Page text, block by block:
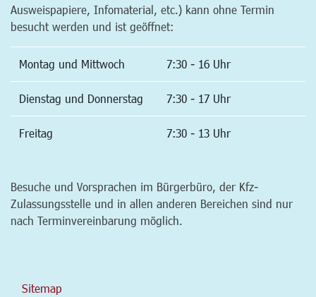
Ausweispapiere, Infomaterial, etc.) kann ohne Termin
besucht werden und ist geöffnet:
Montag und Mittwoch 7:30 - 16 Uhr
Dienstag und Donnerstag 7:30 - 17 Uhr
Freitag 7:30 - 13 Uhr
Besuche und Vorsprachen im Bürgerbüro, der Kfz-
Zulassungsstelle und in allen anderen Bereichen sind nur
nach Terminvereinbarung möglich.
Sitemap